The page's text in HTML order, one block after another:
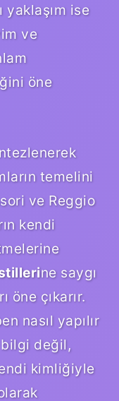
yaklaşım ise
ve
öne
temelini
ve Reggio
kendi
ne saygı
öne çıkarır.
nasıl yapılır
değil,
kimliğiyle